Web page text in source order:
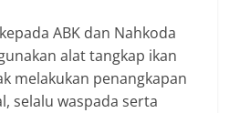
ABK dan Nahkoda
alat tangkap ikan
melakukan penangkapan
selalu waspada serta